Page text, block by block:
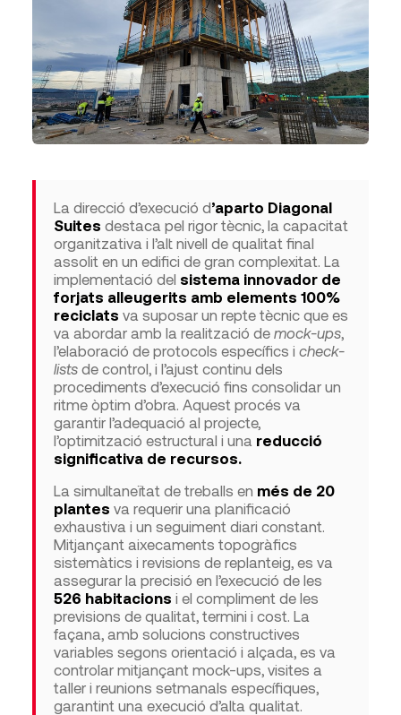
La direcció d’execució d’aparto Diagonal
Suites destaca pel rigor tècnic, la capacitat
organitzativa i l’alt nivell de qualitat final
assolit en un edifici de gran complexitat. La
implementació del sistema innovador de
forjats alleugerits amb elements 100%
reciclats va suposar un repte tècnic que es
va abordar amb la realització de mock-ups,
l’elaboració de protocols específics i check-
lists de control, i l’ajust continu dels
procediments d’execució fins consolidar un
ritme òptim d’obra. Aquest procés va
garantir l’adequació al projecte,
l’optimització estructural i una reducció
significativa de recursos.
La simultaneïtat de treballs en més de 20
plantes va requerir una planificació
exhaustiva i un seguiment diari constant.
Mitjançant aixecaments topogràfics
sistemàtics i revisions de replanteig, es va
assegurar la precisió en l’execució de les
526 habitacions i el compliment de les
previsions de qualitat, termini i cost. La
façana, amb solucions constructives
variables segons orientació i alçada, es va
controlar mitjançant mock-ups, visites a
taller i reunions setmanals específiques,
garantint una execució d’alta qualitat.